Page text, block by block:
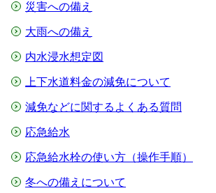
災害への備え
大雨への備え
内水浸水想定図
上下水道料金の減免について
減免などに関するよくある質問
応急給水
応急給水栓の使い方（操作手順）
冬への備えについて